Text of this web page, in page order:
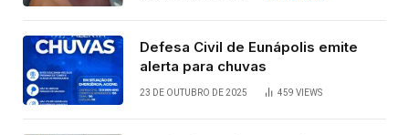
Defesa Civil de Eunápolis emite
alerta para chuvas
23 DE OUTUBRO DE 2025 459 VIEWS